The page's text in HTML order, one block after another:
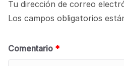
Tu dirección de correo
Los campos obligatorios
Comentario *